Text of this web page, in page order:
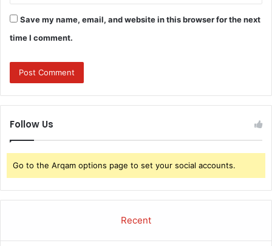
Save my name, email, and website in this browser for the next
time I comment.
Follow Us
Go to the Arqam options page to set your social accounts.
Recent